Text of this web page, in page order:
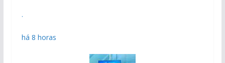
.
há 8 horas